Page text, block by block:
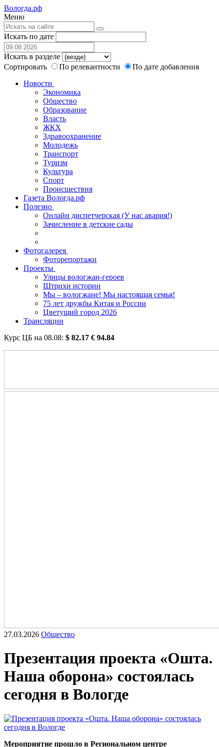
Вологда.рф
Меню
Искать по дате
Искать в разделе
Сортировать
По релевантности
По дате добавления
Новости
Экономика
Общество
Образование
Власть
ЖКХ
Здравоохранение
Молодежь
Транспорт
Туризм
Культура
Спорт
Происшествия
Газета Вологда.рф
Полезно
Онлайн диспетчерская (У нас авария!)
Зачисление в детские сады
Фотогалерея
Фоторепортажи
Проекты
Улицы вологжан-героев
Штрихи истории
Мы – вологжане! Мы настоящая семья!
75 лет дружбы Китая и России
Цветущий город 2026
Трансляции
Курс ЦБ на 08.08: $ 82.17 € 94.84
27.03.2026 Общество
Презентация проекта «Ошта.
Наша оборона» состоялась
сегодня в Вологде
Мероприятие прошло в Региональном центре